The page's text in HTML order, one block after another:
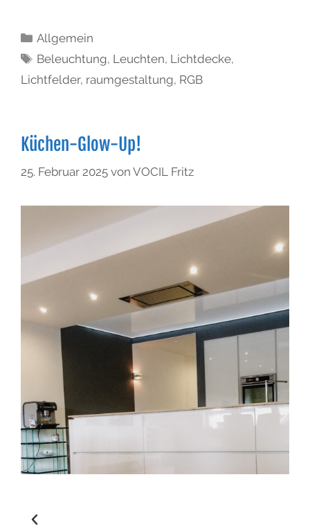
Allgemein
Beleuchtung, Leuchten, Lichtdecke,
Lichtfelder, raumgestaltung, RGB
Küchen-Glow-Up!
25. Februar 2025 von VOCIL Fritz